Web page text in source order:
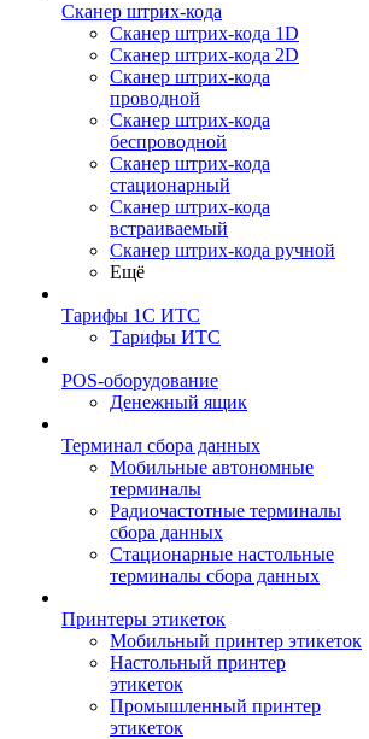
Сканер штрих-кода
Сканер штрих-кода 1D
Сканер штрих-кода 2D
Сканер штрих-кода
проводной
Сканер штрих-кода
беспроводной
Сканер штрих-кода
стационарный
Сканер штрих-кода
встраиваемый
Сканер штрих-кода ручной
Ещё
Тарифы 1С ИТС
Тарифы ИТС
POS-оборудование
Денежный ящик
Терминал сбора данных
Мобильные автономные
терминалы
Радиочастотные терминалы
сбора данных
Стационарные настольные
терминалы сбора данных
Принтеры этикеток
Мобильный принтер этикеток
Настольный принтер
этикеток
Промышленный принтер
этикеток